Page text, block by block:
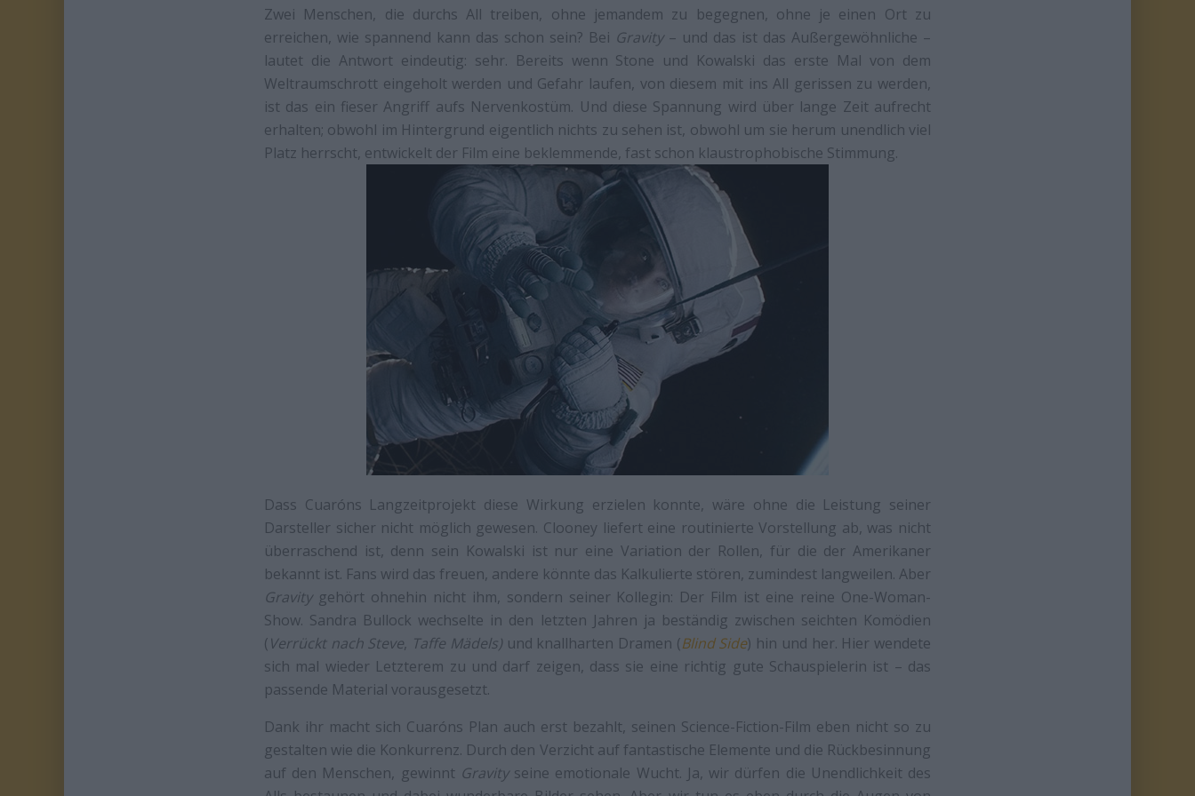
Zwei Menschen, die durchs All treiben, ohne jemandem zu begegnen, ohne je einen Ort zu
erreichen, wie spannend kann das schon sein? Bei Gravity– und das ist das Außergewöhnliche –
lautet die Antwort eindeutig: sehr. Bereits wenn Stone und Kowalski das erste Mal von dem
Weltraumschrott eingeholt werden und Gefahr laufen, von diesem mit ins All gerissen zu werden,
ist das ein fieser Angriff aufs Nervenkostüm. Und diese Spannung wird über lange Zeit aufrecht
erhalten; obwohl im Hintergrund eigentlich nichts zu sehen ist, obwohl um sie herum unendlich viel
Platz herrscht, entwickelt der Film eine beklemmende, fast schon klaustrophobische Stimmung.
Dass Cuaróns Langzeitprojekt diese Wirkung erzielen konnte, wäre ohne die Leistung seiner
Darsteller sicher nicht möglich gewesen. Clooney liefert eine routinierte Vorstellung ab, was nicht
überraschend ist, denn sein Kowalski ist nur eine Variation der Rollen, für die der Amerikaner
bekannt ist. Fans wird das freuen, andere könnte das Kalkulierte stören, zumindest langweilen. Aber
Gravitygehört ohnehin nicht ihm, sondern seiner Kollegin: Der Film ist eine reine One-Woman-
Show. Sandra Bullock wechselte in den letzten Jahren ja beständig zwischen seichten Komödien
(Verrückt nach Steve, Taffe Mädels)und knallharten Dramen (Blind Side) hin und her. Hier wendete
sich mal wieder Letzterem zu und darf zeigen, dass sie eine richtig gute Schauspielerin ist – das
passende Material vorausgesetzt.
Dank ihr macht sich Cuaróns Plan auch erst bezahlt, seinen Science-Fiction-Film eben nicht so zu
gestalten wie die Konkurrenz. Durch den Verzicht auf fantastische Elemente und die Rückbesinnung
auf den Menschen, gewinnt Gravityseine emotionale Wucht. Ja, wir dürfen die Unendlichkeit des